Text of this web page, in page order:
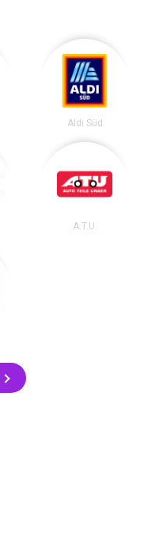
Aldi Süd
A.T.U.